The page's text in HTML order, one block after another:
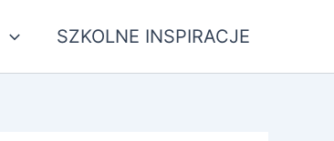
SZKOLNE INSPIRACJE